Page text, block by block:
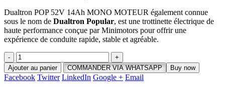
Dualtron POP 52V 14Ah MONO MOTEUR également connue
sous le nom de Dualtron Popular, est une trottinette électrique de
haute performance conçue par Minimotors pour offrir une
expérience de conduite rapide, stable et agréable.
-
+
Ajouter au panier
COMMANDER VIA WHATSAPP Buy now
Facebook Twitter LinkedIn Google + Email